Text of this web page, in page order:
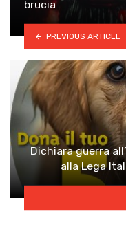
brucia
PREVIOUS ARTICLE
Dichiara guerra
alla Lega